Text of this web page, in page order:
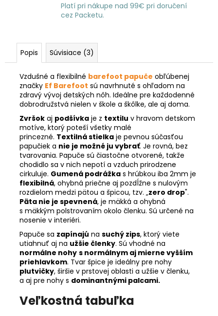
Platí pri nákupe nad 99€ pri doručení
cez Packetu.
Popis Súvisiace (3)
Vzdušné a flexibilné barefoot papuče obľúbenej
značky Ef Barefoot sú navrhnuté s ohľadom na
zdravý vývoj detských nôh. Ideálne pre každodenné
dobrodružstvá nielen v škole a škôlke, ale aj doma.
Zvršok aj podšívka je z textilu v hravom detskom
motíve, ktorý poteší všetky malé
princezné. Textilná stielka je pevnou súčasťou
papučiek a nie je možné ju vybrať. Je rovná, bez
tvarovania. Papuče sú čiastočne otvorené, takže
chodidlo sa v nich nepotí a vzduch prirodzene
cirkuluje. Gumená podrážka s hrúbkou iba 2mm je
flexibilná, ohybná priečne aj pozdĺžne s nulovým
rozdielom medzi pätou a špicou, tzv. „zero drop".
Päta nie je spevnená, je mäkká a ohybná
s mäkkým polstrovaním okolo členku. Sú určené na
nosenie v interiéri.
Papuče sa zapínajú na suchý zips, ktorý viete
utiahnuť aj na užšie členky. Sú vhodné na
normálne nohy s normálnym aj mierne vyšším
priehlavkom. Tvar špice je ideálny pre nohy
plutvičky, širšie v prstovej oblasti a užšie v členku,
a aj pre nohy s dominantnými palcami.
Veľkostná tabuľka